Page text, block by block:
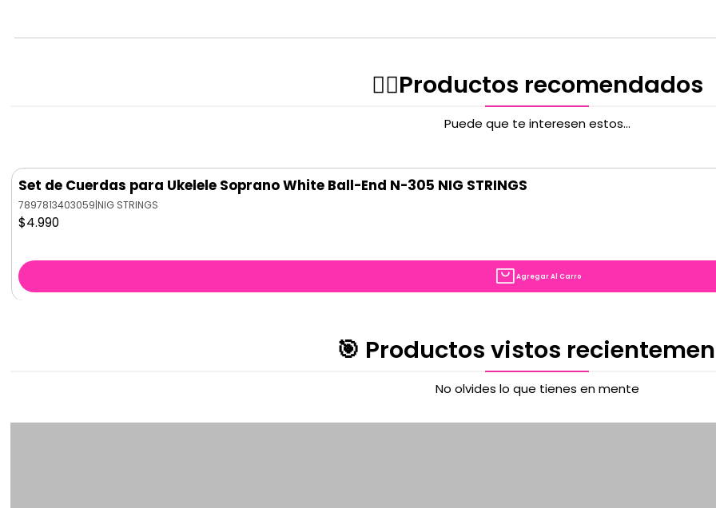
✌🏻️Productos recomendados
Puede que te interesen estos...
Set de Cuerdas para Ukelele Soprano White Ball-End N-305 NIG STRINGS
7897813403059|NIG STRINGS
$4.990
Agregar Al Carro
🎯 Productos vistos
No olvides lo que tienes en mente